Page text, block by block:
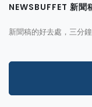
NEWSBUFFET 新聞
新聞稿的好去處，三分